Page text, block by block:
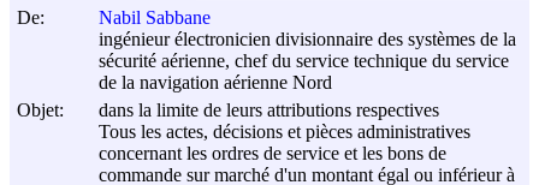
De:
Nabil Sabbane
ingénieur électronicien divisionnaire des systèmes de la
sécurité aérienne, chef du service technique du service
de la navigation aérienne Nord
Objet:
dans la limite de leurs attributions respectives
Tous les actes, décisions et pièces administratives
concernant les ordres de service et les bons de
commande sur marché d'un montant égal ou inférieur à